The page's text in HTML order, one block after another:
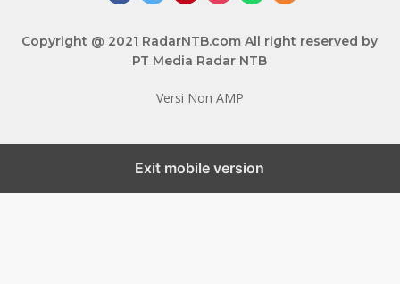
Copyright @ 2021 RadarNTB.com All right reserved by
PT Media Radar NTB
Versi Non AMP
Exit mobile version